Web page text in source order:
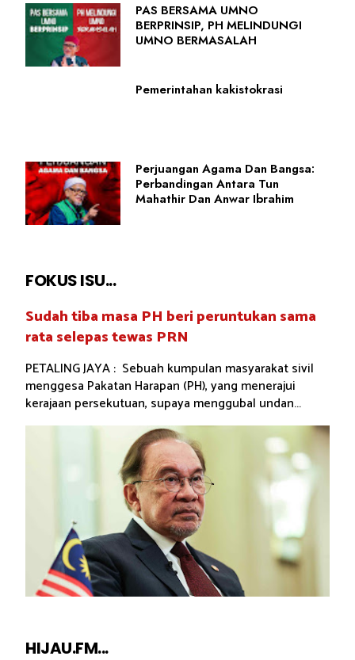
PAS BERSAMA UMNO
BERPRINSIP, PH MELINDUNGI
UMNO BERMASALAH
Pemerintahan kakistokrasi
Perjuangan Agama Dan Bangsa:
Perbandingan Antara Tun
Mahathir Dan Anwar Ibrahim
FOKUS ISU...
Sudah tiba masa PH beri peruntukan sama
rata selepas tewas PRN
PETALING JAYA : Sebuah kumpulan masyarakat sivil
menggesa Pakatan Harapan (PH), yang menerajui
kerajaan persekutuan, supaya menggubal undan...
HIJAU.FM...